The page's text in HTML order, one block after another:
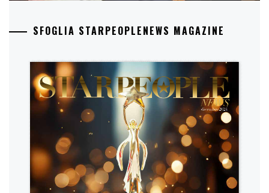
SFOGLIA STARPEOPLENEWS MAGAZINE